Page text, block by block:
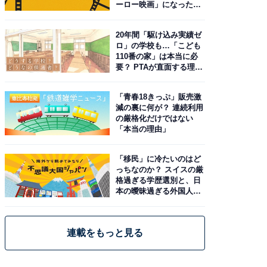
ーロー映画」になった理
20年間「駆け込み実績ゼ
ロ」の学校も…「こども
110番の家」は本当に必
要？ PTAが直面する理想
「青春18きっぷ」販売激
減の裏に何が？ 連続利用
の厳格化だけではない
「本当の理由」
「移民」に冷たいのはど
っちなのか？ スイスの厳
格過ぎる学歴選別と、日
本の曖昧過ぎる外国人政
連載をもっと見る